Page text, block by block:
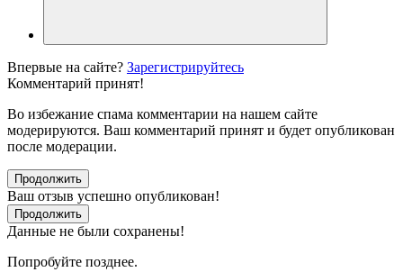
Впервые на сайте? Зарегистрируйтесь
Комментарий принят!
Во избежание спама комментарии на нашем сайте
модерируются. Ваш комментарий принят и будет опубликован
после модерации.
Продолжить
Ваш отзыв успешно опубликован!
Продолжить
Данные не были сохранены!
Попробуйте позднее.